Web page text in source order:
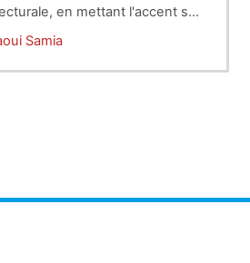
en mettant l'accent sur
réalisation d'un ensemble de
de la recherche
habitat intermédiare,
Samia